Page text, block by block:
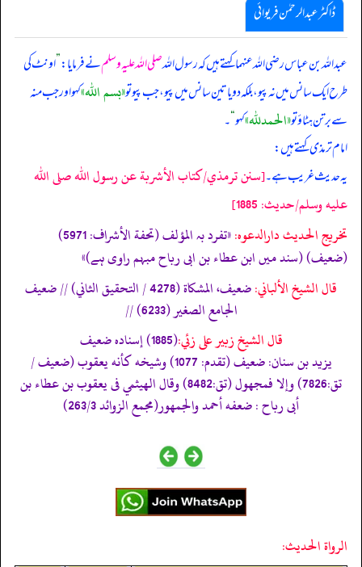
ڈاکٹر عبدالرحمٰن فریوائی
عبداللہ بن عباس رضی الله عنہما کہتے ہیں کہرسول اللہصلی اللہ علیہ وسلمنے فرمایا:”اونٹ کی
طرح ایک سانس میں نہ پیو، بلکہ دو یا تین سانس میں پیو، جب پیو تو«بسم اللہ»کہو اور جب منہ
سے برتن ہٹاؤ تو«الحمدللہ»کہو“۔
امام ترمذی کہتے ہیں:
یہ حدیث غریب ہے۔[سنن ترمذي/كتاب الأشربة عن رسول الله صلى الله
عليه وسلم/حدیث: 1885]
تخریج الحدیث دارالدعوہ:
«تفرد بہ المؤلف (تحفة الأشراف: 5971)
(ضعیف) (سند میں ابن عطاء بن ابی رباح مبہم راوی ہے)»
قال الشيخ الألباني:
ضعيف، المشكاة (4278 / التحقيق الثاني) // ضعيف
الجامع الصغير (6233) //
قال الشيخ زبير على زئي:(1885) إسناده ضعيف
يزيد بن سنان: ضعيف (تقدم: 1077) وشيخه كأنه يعقوب (ضعيف /
تق:7826) وإلا فمجھول (تق:8482) وقال الھيثمي فى يعقوب بن عطاء بن
أبى رباح : ضعفه أحمد والجمھور(مجمع الزوائد 263/3)
الرواة الحديث: